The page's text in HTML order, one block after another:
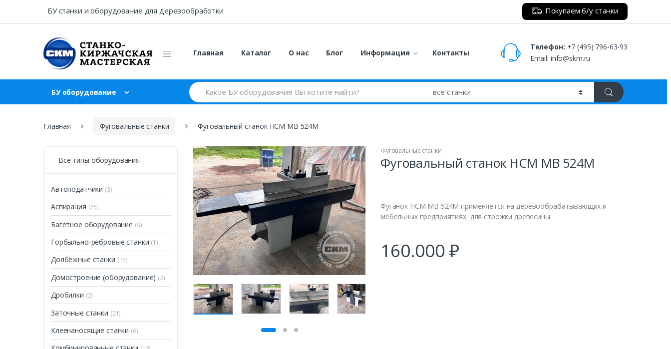
БУ станки и оборудование для деревообработки Покупаем б/у станки
Главная Каталог О нас Блог Информация Контакты
Телефон: +7 (495) 796-63-93
Email: info@skm.ru
БУ оборудование
Search
for:
Главная Фуговальные станки Фуговальный станок HCM MB 524M
Фуговальные станки
Фуговальный станок HCM MB 524M
Фуганок HCM MB 524M применяется на деревообрабатывающих и
мебельных предприятиях для строжки древесины.
160.000 ₽
Все типы оборудования
Автоподатчики (3)
Аспирация (25)
Багетное оборудование (9)
Горбыльно-ребровые станки (1)
Долбёжные станки (15)
Домостроение (оборудование) (2)
Дробилки (2)
Заточные станки (21)
Клеенаносящие станки (6)